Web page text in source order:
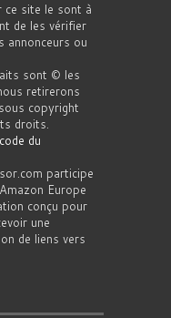
ce site le sont à
de les vérifier
annonceurs ou
sont © les
retirerons
copyright
droits.
du
participe
Europe
conçu pour
une
de liens vers